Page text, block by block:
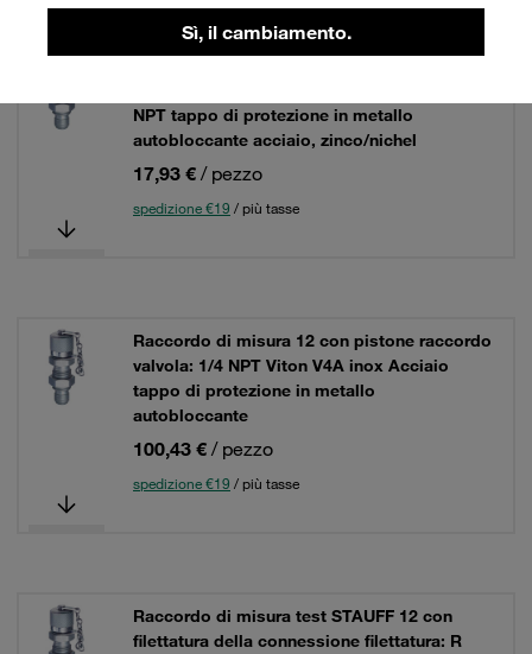
Sì, il cambiamento.
NPT tappo di protezione in metallo
autobloccante acciaio, zinco/nichel
17,93 € / pezzo
spedizione €19 / più tasse
Raccordo di misura 12 con pistone raccordo
valvola: 1/4 NPT Viton V4A inox Acciaio
tappo di protezione in metallo
autobloccante
100,43 € / pezzo
spedizione €19 / più tasse
Raccordo di misura test STAUFF 12 con
filettatura della connessione filettatura: R